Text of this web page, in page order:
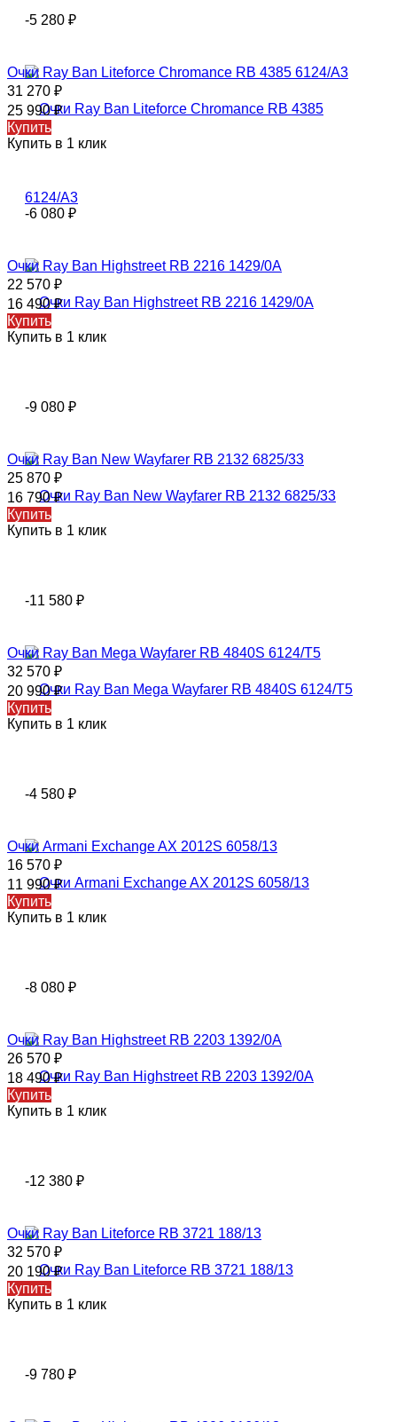
-5 280 ₽
Очки Ray Ban Liteforce Chromance RB 4385 6124/A3
31 270 ₽
25 990₽
Купить
Купить в 1 клик
-6 080 ₽
Очки Ray Ban Highstreet RB 2216 1429/0A
22 570 ₽
16 490₽
Купить
Купить в 1 клик
-9 080 ₽
Очки Ray Ban New Wayfarer RB 2132 6825/33
25 870 ₽
16 790₽
Купить
Купить в 1 клик
-11 580 ₽
Очки Ray Ban Mega Wayfarer RB 4840S 6124/T5
32 570 ₽
20 990₽
Купить
Купить в 1 клик
-4 580 ₽
Очки Armani Exchange AX 2012S 6058/13
16 570 ₽
11 990₽
Купить
Купить в 1 клик
-8 080 ₽
Очки Ray Ban Highstreet RB 2203 1392/0A
26 570 ₽
18 490₽
Купить
Купить в 1 клик
-12 380 ₽
Очки Ray Ban Liteforce RB 3721 188/13
32 570 ₽
20 190₽
Купить
Купить в 1 клик
-9 780 ₽